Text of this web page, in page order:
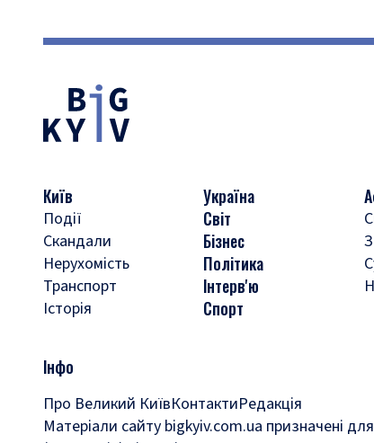
Київ
Події
Скандали
Нерухомість
Транспорт
Історія
Україна
Світ
Бізнес
Політика
Інтерв'ю
Спорт
Інфо
Про Великий КиївКонтактиРедакція
Матеріали сайту bigkyiv.com.ua призначені